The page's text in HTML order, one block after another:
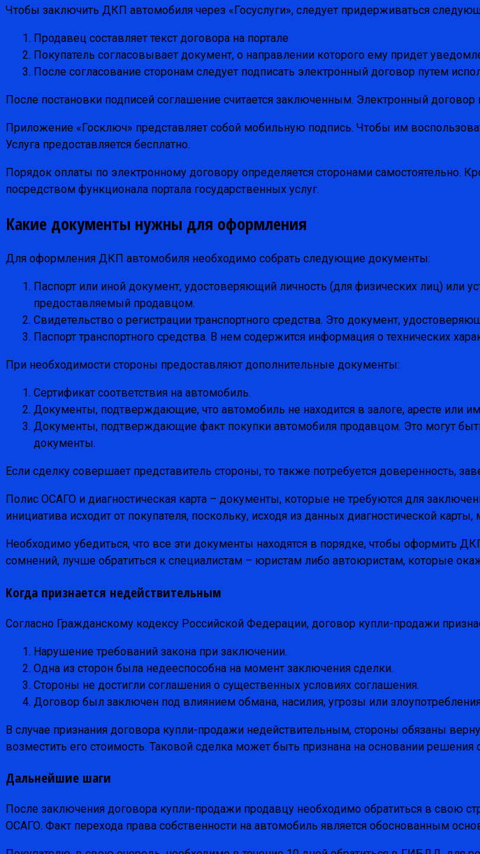
Чтобы заключить ДКП автомобиля через «Госуслуги», следует придерживаться
Продавец составляет текст договора на портале
Покупатель согласовывает документ, о направлении которого ему придет
После согласование сторонам следует подписать электронный договор путем
После постановки подписей соглашение считается заключенным. Электронный договор
Приложение «Госключ» представляет собой мобильную подпись. Чтобы им
Услуга предоставляется бесплатно.
Порядок оплаты по электронному договору определяется сторонами самостоятельно.
посредством функционала портала государственных услуг.
Какие документы нужны для оформления
Для оформления ДКП автомобиля необходимо собрать следующие документы:
Паспорт или иной документ, удостоверяющий личность (для физических лиц) или
предоставляемый продавцом.
Свидетельство о регистрации транспортного средства. Это документ,
Паспорт транспортного средства. В нем содержится информация о технических
При необходимости стороны предоставляют дополнительные документы:
Сертификат соответствия на автомобиль.
Документы, подтверждающие, что автомобиль не находится в залоге, аресте или
Документы, подтверждающие факт покупки автомобиля продавцом. Это могут
документы.
Если сделку совершает представитель стороны, то также потребуется доверенность,
Полис ОСАГО и диагностическая карта – документы, которые не требуются для
инициатива исходит от покупателя, поскольку, исходя из данных диагностической
Необходимо убедиться, что все эти документы находятся в порядке, чтобы оформить
сомнений, лучше обратиться к специалистам – юристам либо автоюристам, которые
Когда признается недействительным
Согласно Гражданскому кодексу Российской Федерации, договор купли-продажи
Нарушение требований закона при заключении.
Одна из сторон была недееспособна на момент заключения сделки.
Стороны не достигли соглашения о существенных условиях соглашения.
Договор был заключен под влиянием обмана, насилия, угрозы или
В случае признания договора купли-продажи недействительным, стороны обязаны
возместить его стоимость. Таковой сделка может быть признана на основании решения
Дальнейшие шаги
После заключения договора купли-продажи продавцу необходимо обратиться в свою
ОСАГО. Факт перехода права собственности на автомобиль является обоснованным